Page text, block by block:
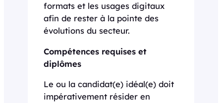
formats et les usages digitaux
afin de rester à la pointe des
évolutions du secteur.
Compétences requises et
diplômes
Le ou la candidat(e) idéal(e) doit
impérativement résider en